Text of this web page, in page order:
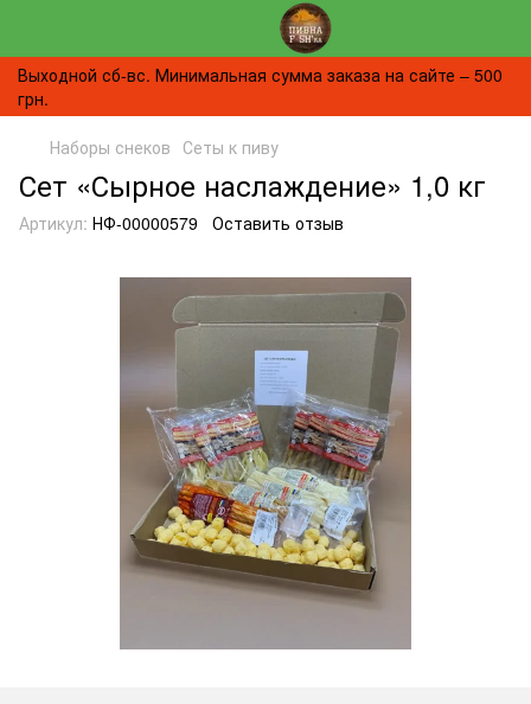
Выходной сб-вс. Минимальная сумма заказа на сайте – 500
грн.
Наборы снеков Сеты к пиву
Сет «Сырное наслаждение» 1,0 кг
Артикул: НФ-00000579 Оставить отзыв